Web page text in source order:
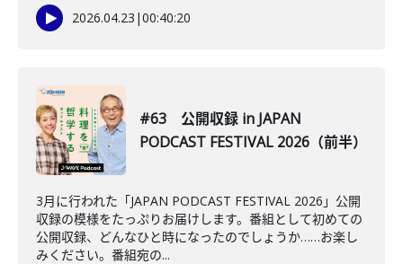
2026.04.23 |00:40:20
#63 公開収録 in JAPAN
PODCAST FESTIVAL 2026（前半）
3月に行われた「JAPAN PODCAST FESTIVAL 2026」公開
収録の模様をたっぷりお届けします。番組として初めての
公開収録、どんなひと時になったのでしょうか……お楽し
みください。番組宛の...